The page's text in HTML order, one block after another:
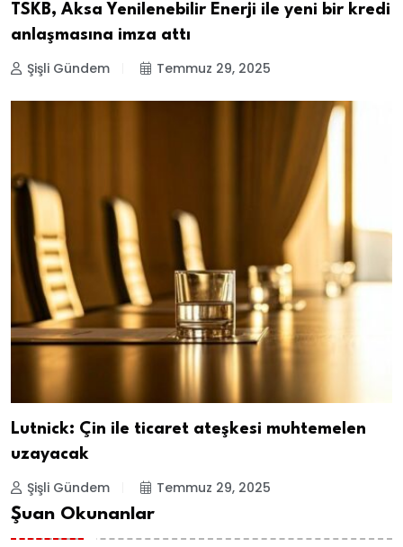
TSKB, Aksa Yenilenebilir Enerji ile yeni bir kredi
anlaşmasına imza attı
Şişli Gündem Temmuz 29, 2025
Lutnick: Çin ile ticaret ateşkesi muhtemelen
uzayacak
Şişli Gündem
Temmuz 29, 2025
Şuan Okunanlar